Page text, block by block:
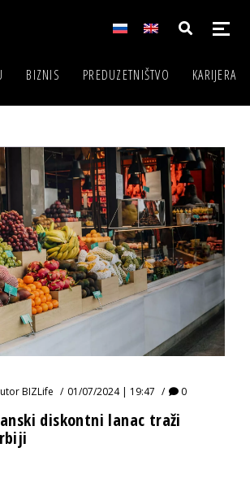
BIZNIS PREDUZETNIŠTVO KARIJERA
BIZLife 01/07/2024 | 19:47 0
diskontni lanac traži